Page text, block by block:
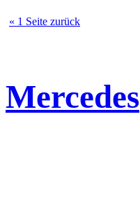
« 1 Seite zurück
Mercedes